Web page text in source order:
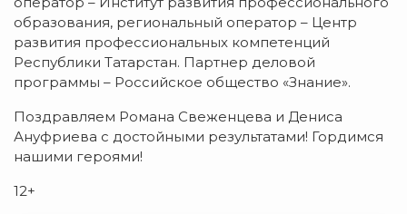
образования, региональный оператор – Центр
развития профессиональных компетенций
Республики Татарстан. Партнер деловой
программы – Российское общество «Знание».
Поздравляем Романа Свеженцева и Дениса
Ануфриева с достойными результатами! Гордимся
нашими героями!
12+